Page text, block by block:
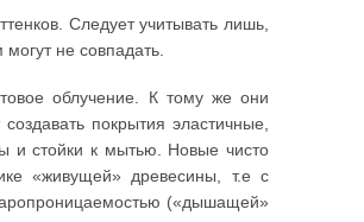
Следует учитывать лишь,
не совпадать.
облучение. К тому же они
покрытия эластичные,
и стойки к мытью. Новые чисто
«живущей» древесины, т.е с
(«дышащей»